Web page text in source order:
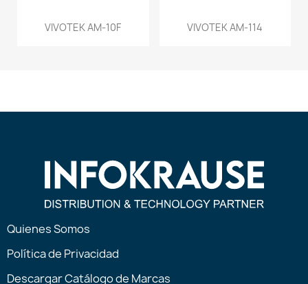
VIVOTEK AM-10F VIVOTEK AM-114
Quienes Somos
Política de Privacidad
Descargar Catálogo de Marcas